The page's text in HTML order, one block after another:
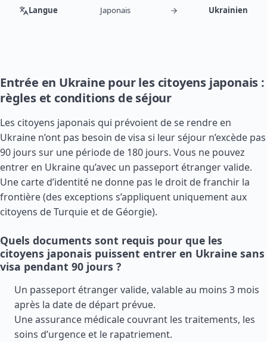
Langue Japonais Ukrainien
Entrée en Ukraine pour les citoyens japonais :
règles et conditions de séjour
Les citoyens japonais qui prévoient de se rendre en
Ukraine n’ont pas besoin de visa si leur séjour n’excède pas
90 jours sur une période de 180 jours. Vous ne pouvez
entrer en Ukraine qu’avec un passeport étranger valide.
Une carte d’identité ne donne pas le droit de franchir la
frontière (des exceptions s’appliquent uniquement aux
citoyens deTurquie et de Géorgie).
Quels documents sont requis pour que les
citoyens japonais puissent entrer en Ukraine sans
visa pendant 90 jours ?
Un passeport étranger valide, valable au moins 3 mois
après la date de départ prévue.
Une assurance médicale couvrant les traitements, les
soins d’urgence et le rapatriement.